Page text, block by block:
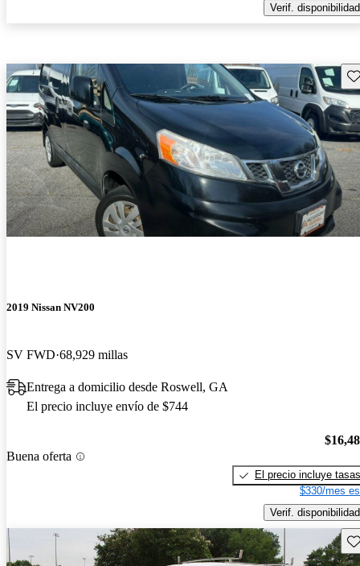
Verif. disponibilidad
2019 Nissan NV200
SV FWD 68,929 millas
Entrega a domicilio desde Roswell, GA
El precio incluye envío de $744
Buena oferta
El precio incluye tasas
$330/mes
Verif. disponibilidad